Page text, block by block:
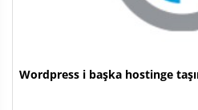
Wordpress i başka hostinge